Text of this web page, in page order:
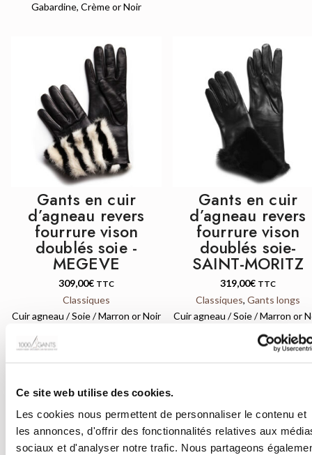
Ce site web utilise des cookies.
Les cookies nous permettent de personnaliser le contenu et
les annonces, d'offrir des fonctionnalités relatives aux
sociaux et d'analyser notre trafic. Nous partageons
Gabardine, Crème or Noir
QUICK VIEW
Gants en cuir
d’agneau revers
fourrure vison
doublés soie -
MEGEVE
309,00€ TTC
Classiques
Cuir agneau / Soie / Marron or Noir
QUICK VIEW
Gants en cuir
d’agneau revers
fourrure vison
doublés soie-
SAINT-MORITZ
319,00€ TTC
Classiques, Gants longs
Cuir agneau / Soie / Marron or
QUICK VIEW QUICK VIEW